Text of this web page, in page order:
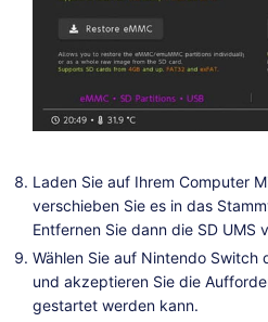
Laden Sie auf Ihrem Computer
verschieben Sie es in das
Entfernen Sie dann die SD UMS
Wählen Sie auf Nintendo Switch
und akzeptieren Sie die
gestartet werden kann.